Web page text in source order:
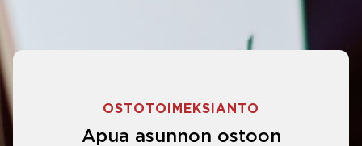
OSTOTOIMEKSIANTO
Apua asunnon ostoon